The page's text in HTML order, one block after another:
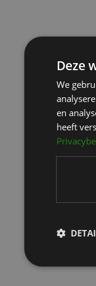
Deze
We
en
heeft